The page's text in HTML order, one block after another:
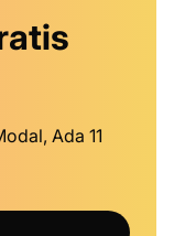
Ada 11